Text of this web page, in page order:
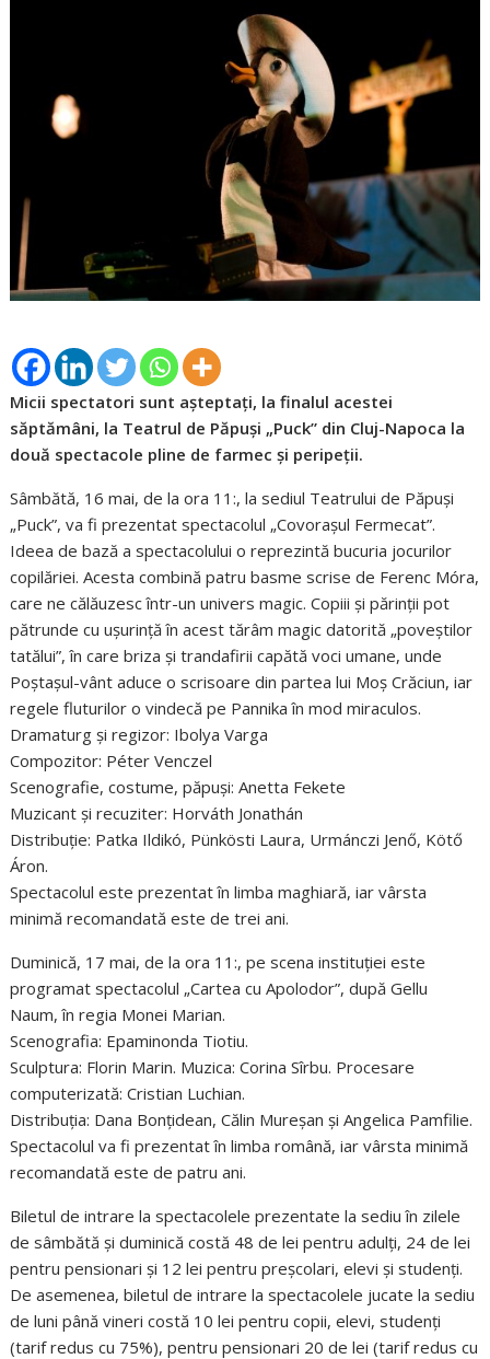
Micii spectatori sunt așteptați, la finalul acestei
săptămâni, la Teatrul de Păpuși „Puck” din Cluj-Napoca la
două spectacole pline de farmec și peripeții.
Sâmbătă, 16 mai, de la ora 11:, la sediul Teatrului de Păpuși
„Puck”, va fi prezentat spectacolul „Covorașul Fermecat”.
Ideea de bază a spectacolului o reprezintă bucuria jocurilor
copilăriei. Acesta combină patru basme scrise de Ferenc Móra,
care ne călăuzesc într-un univers magic. Copiii și părinții pot
pătrunde cu ușurință în acest tărâm magic datorită „poveștilor
tatălui”, în care briza și trandafirii capătă voci umane, unde
Poștașul-vânt aduce o scrisoare din partea lui Moș Crăciun, iar
regele fluturilor o vindecă pe Pannika în mod miraculos.
Dramaturg și regizor: Ibolya Varga
Compozitor: Péter Venczel
Scenografie, costume, păpuși: Anetta Fekete
Muzicant și recuziter: Horváth Jonathán
Distribuție: Patka Ildikó, Pünkösti Laura, Urmánczi Jenő, Kötő
Áron.
Spectacolul este prezentat în limba maghiară, iar vârsta
minimă recomandată este de trei ani.
Duminică, 17 mai, de la ora 11:, pe scena instituției este
programat spectacolul „Cartea cu Apolodor”, după Gellu
Naum, în regia Monei Marian.
Scenografia: Epaminonda Tiotiu.
Sculptura: Florin Marin. Muzica: Corina Sîrbu. Procesare
computerizată: Cristian Luchian.
Distribuţia: Dana Bonţidean, Călin Mureşan și Angelica Pamfilie.
Spectacolul va fi prezentat în limba română, iar vârsta minimă
recomandată este de patru ani.
Biletul de intrare la spectacolele prezentate la sediu în zilele
de sâmbătă și duminică costă 48 de lei pentru adulți, 24 de lei
pentru pensionari și 12 lei pentru preșcolari, elevi și studenți.
De asemenea, biletul de intrare la spectacolele jucate la sediu
de luni până vineri costă 10 lei pentru copii, elevi, studenți
(tarif redus cu 75%), pentru pensionari 20 de lei (tarif redus cu